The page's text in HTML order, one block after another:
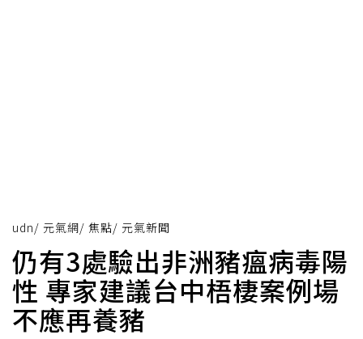
udn/ 元氣網/ 焦點/ 元氣新聞
仍有3處驗出非洲豬瘟病毒陽
性 專家建議台中梧棲案例場
不應再養豬